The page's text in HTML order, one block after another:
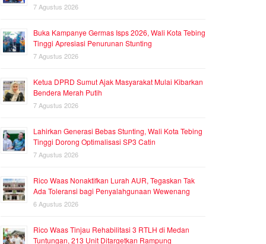
7 Agustus 2026
Buka Kampanye Germas Isps 2026, Wali Kota Tebing
Tinggi Apresiasi Penurunan Stunting
7 Agustus 2026
Ketua DPRD Sumut Ajak Masyarakat Mulai Kibarkan
Bendera Merah Putih
7 Agustus 2026
Lahirkan Generasi Bebas Stunting, Wali Kota Tebing
Tinggi Dorong Optimalisasi SP3 Catin
7 Agustus 2026
Rico Waas Nonaktifkan Lurah AUR, Tegaskan Tak
Ada Toleransi bagi Penyalahgunaan Wewenang
6 Agustus 2026
Rico Waas Tinjau Rehabilitasi 3 RTLH di Medan
Tuntungan, 213 Unit Ditargetkan Rampung